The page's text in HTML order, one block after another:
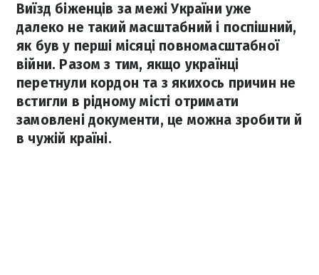
Виїзд біженців за межі України уже
далеко не такий масштабний і поспішний,
як був у перші місяці повномасштабної
війни. Разом з тим, якщо українці
перетнули кордон та з якихось причин не
встигли в рідному місті отримати
замовлені документи, це можна зробити й
в чужій країні.